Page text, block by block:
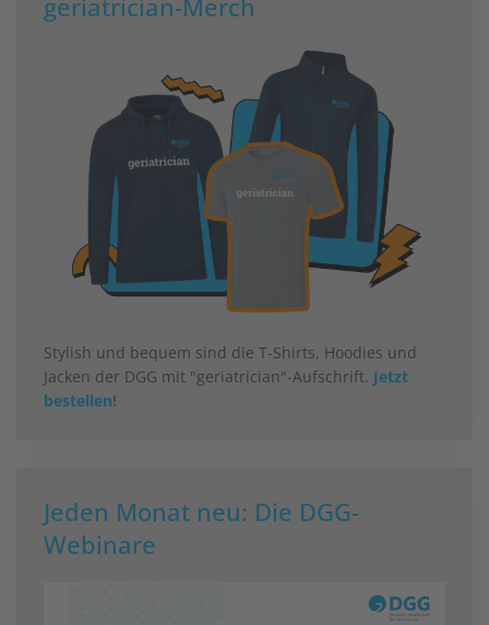
geriatrician-Merch
Stylish und bequem sind die T-Shirts, Hoodies und
Jacken der DGG mit "geriatrician"-Aufschrift. Jetzt
bestellen!
Jeden Monat neu: Die DGG-
Webinare